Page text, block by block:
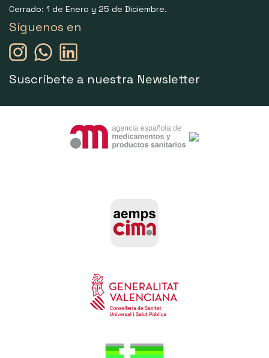
Cerrado: 1 de Enero y 25 de Diciembre.
Síguenos en
Suscríbete a nuestra Newsletter